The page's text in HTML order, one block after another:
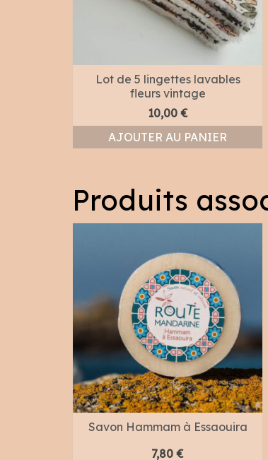
Lot de 5 lingettes lavables
fleurs vintage
10,00 €
AJOUTER AU PANIER
Produits
Savon Hammam à Essaouira
7,80 €